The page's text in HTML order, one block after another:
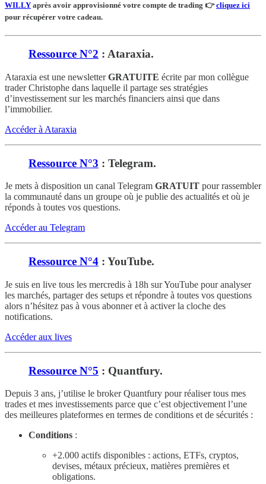
WILLY après avoir approvisionné votre compte de trading 👉cliquez ici
pour récupérer votre cadeau.
Ressource N°2 : Ataraxia.
Ataraxia est une newsletterGRATUITE écrite par mon collègue
trader Christophe dans laquelle il partage ses stratégies
d’investissement sur les marchés financiers ainsi que dans
l’immobilier.
Accéder à Ataraxia
Ressource N°3 : Telegram.
Je mets à disposition un canal Telegram GRATUIT pour rassembler
la communauté dans un groupe où je publie des actualités et où je
réponds à toutes vos questions.
Accéder au Telegram
Ressource N°4 : YouTube.
Je suis en live tous les mercredis à 18h sur YouTube pour analyser
les marchés, partager des setups et répondre à toutes vos questions
alors n’hésitez pas à vous abonner et à activer la cloche des
notifications.
Accéder aux lives
Ressource N°5 : Quantfury.
Depuis 3 ans, j’utilise le broker Quantfury pour réaliser tous mes
trades et mes investissements parce que c’est objectivement l’une
des meilleures plateformes en termes de conditions et de sécurités :
Conditions :
+2.000 actifs disponibles : actions, ETFs, cryptos,
devises, métaux précieux, matières premières et
obligations.